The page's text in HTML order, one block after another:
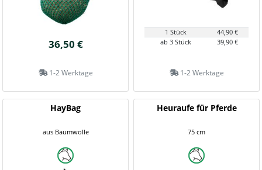
36,50 €
1-2 Werktage
1 Stück
44,90 €
ab 3 Stück
39,90 €
1-2 Werktage
HayBag
aus Baumwolle
Heuraufe für Pferde
75 cm